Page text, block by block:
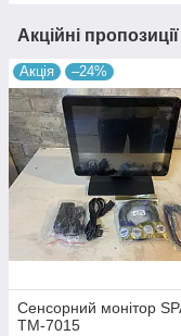
Акційні
Акція –24%
Сенсорний монітор
TM-7015